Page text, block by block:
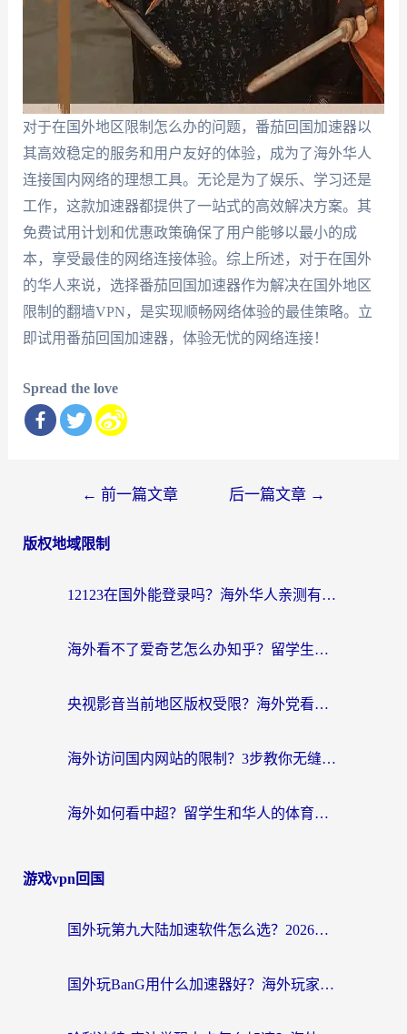
对于在国外地区限制怎么办的问题，番茄回国加速器以
其高效稳定的服务和用户友好的体验，成为了海外华人
连接国内网络的理想工具。无论是为了娱乐、学习还是
工作，这款加速器都提供了一站式的高效解决方案。其
免费试用计划和优惠政策确保了用户能够以最小的成
本，享受最佳的网络连接体验。综上所述，对于在国外
的华人来说，选择番茄回国加速器作为解决在国外地区
限制的翻墙VPN，是实现顺畅网络体验的最佳策略。立
即试用番茄回国加速器，体验无忧的网络连接！
Spread the love
导
← 前一篇文章 后一篇文章 →
版权地域限制
12123在国外能登录吗？海外华人亲测有效的回国加速器选择指南
海外看不了爱奇艺怎么办知乎？留学生亲测有效的回国加速方案
央视影音当前地区版权受限？海外党看国内剧、追电视台的终极解决方案
海外访问国内网站的限制？3步教你无缝解锁国内资源（附实测最优工具）
海外如何看中超？留学生和华人的体育赛事观看终极指南（附欧洲杯奥运会观看技巧）
游戏vpn回国
国外玩第九大陆加速软件怎么选？2026终极指南帮你告别延迟卡顿
国外玩BanG用什么加速器好？海外玩家亲测的国服游戏加速终极方案